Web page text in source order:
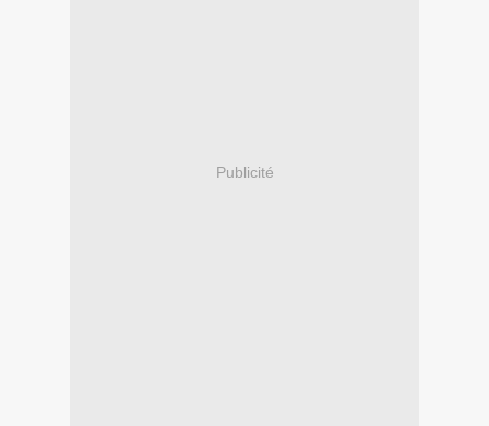
Publicité